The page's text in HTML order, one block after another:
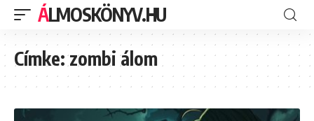
ÁLMOSKÖNYV.HU
Címke:zombi álom